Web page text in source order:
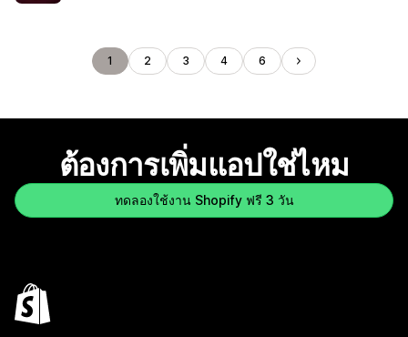
1 2 3 4 6
ต้องการเพิ่มแอปใช่ไหม
ทดลองใช้งาน Shopify ฟรี 3 วัน